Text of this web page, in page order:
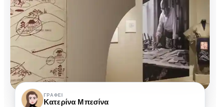
ΈκθεσηΓΡΆΦΕΙ
Κατερίνα Μπεσίνα